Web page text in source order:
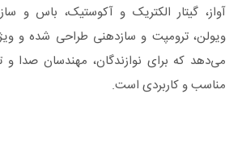
آواز، گیتار الکتریک و آکوستیک، باس و
ویولن، ترومپت و سازدهنی طراحی شده و
می‌دهد که برای نوازندگان، مهندسان صدا و
مناسب و کاربردی است.